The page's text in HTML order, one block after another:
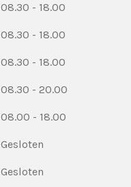
08.30 - 18.00
08.30 - 18.00
08.30 - 18.00
08.30 - 20.00
08.00 - 18.00
Gesloten
Gesloten